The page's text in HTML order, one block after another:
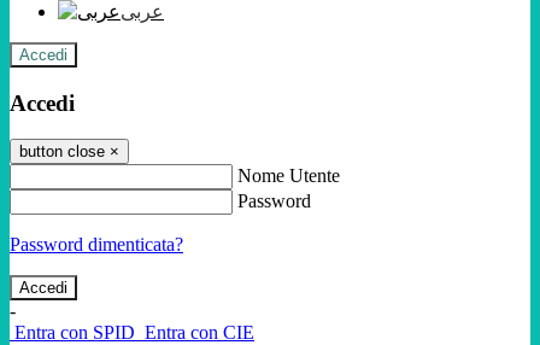
عربى
Accedi
Accedi
button close ×
Nome Utente
Password
Password dimenticata?
-
Entra con SPID Entra con CIE